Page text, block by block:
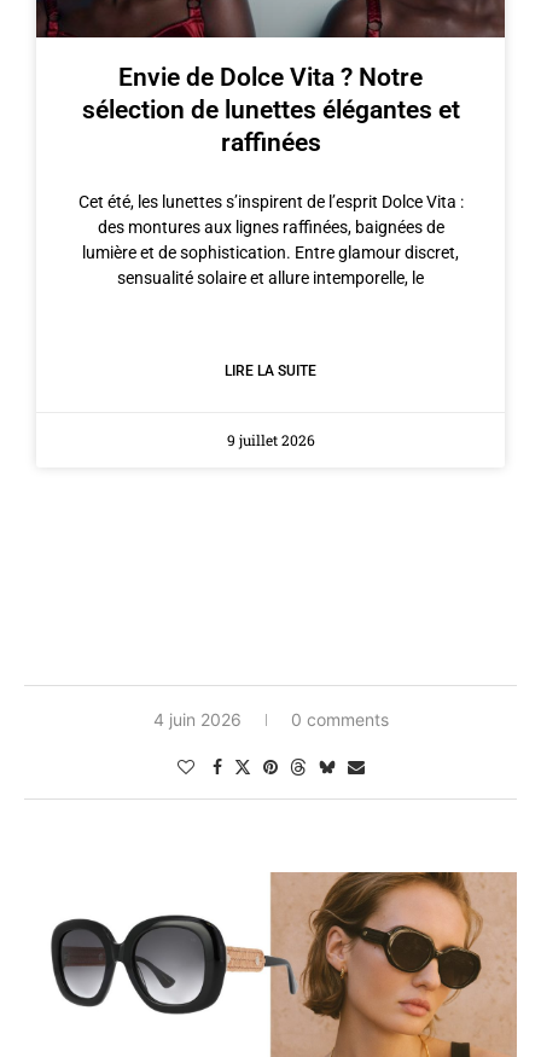
Envie de Dolce Vita ? Notre
sélection de lunettes élégantes et
raffinées
Cet été, les lunettes s’inspirent de l’esprit Dolce Vita :
des montures aux lignes raffinées, baignées de
lumière et de sophistication. Entre glamour discret,
sensualité solaire et allure intemporelle, le
LIRE LA SUITE
9 juillet 2026
4 juin 2026 0 comments